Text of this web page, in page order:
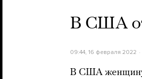
В США
09:44, 16 февраля 2022
В США женщину